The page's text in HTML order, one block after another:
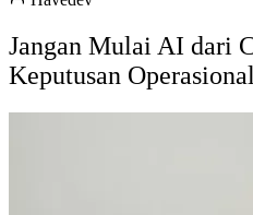
Jangan Mulai AI dari
Keputusan